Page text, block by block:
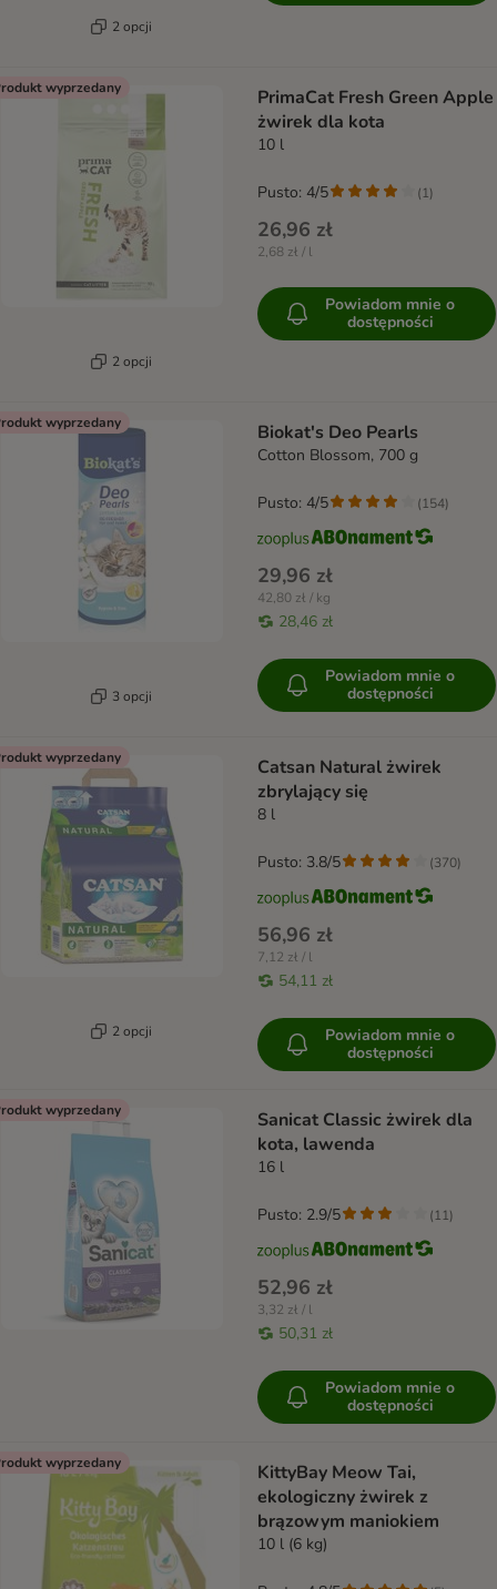
2 opcji
wyprzedany
2 opcji
PrimaCat Fresh Green Apple
żwirek dla kota
10 l
26,96 zł
2,68 zł / l
Pusto: 4/5 (1)
Powiadom mnie o
dostępności
wyprzedany
3 opcji
Biokat's Deo Pearls
Cotton Blossom, 700 g
29,96 zł
42,80 zł / kg
28,46 zł
Pusto: 4/5 (154)
Powiadom mnie o
dostępności
wyprzedany
2 opcji
Catsan Natural żwirek
zbrylający się
8 l
56,96 zł
7,12 zł / l
54,11 zł
Pusto: 3.8/5 (370)
Powiadom mnie o
dostępności
wyprzedany
Sanicat Classic żwirek dla
kota, lawenda
16 l
52,96 zł
3,32 zł / l
50,31 zł
Pusto: 2.9/5 (11)
Powiadom mnie o
dostępności
wyprzedany
KittyBay Meow Tai,
ekologiczny żwirek z
brązowym maniokiem
10 l (6 kg)